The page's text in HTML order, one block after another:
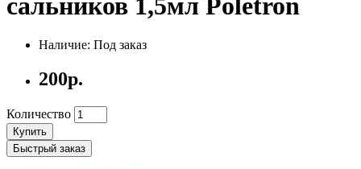
Наличие: Под заказ
200р.
Количество
Купить
Быстрый заказ